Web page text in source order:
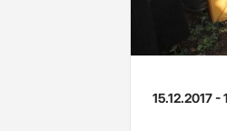
15.12.2017 -